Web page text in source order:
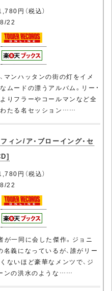
円（税込）
22
マンハッタンの街の灯をイメ
ムードの漂うアルバム。リー・
りフラーやコールマンなど全
わたる名セッション……
ィン/ア・ブローイング・セ
円（税込）
22
が一同に会した傑作。ジョニ
名義になっているが、誰がリー
ないほど豪華なメンツで、ジ
ンの洪水のような……